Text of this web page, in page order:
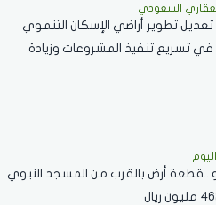
السعودي
تعديل تطوير أراضي الإسكان التنموي
تسريع تنفيذ المشروعات وزيادة
..قطعة أرض بالقرب من المسجد النبوي